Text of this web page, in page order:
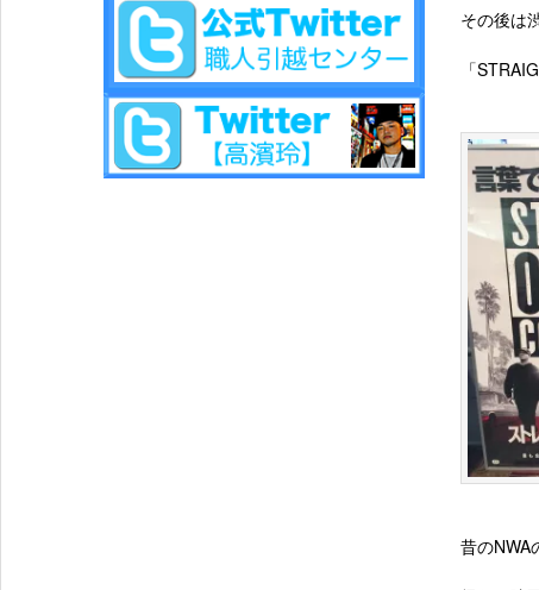
その後は
「
昔のNWA